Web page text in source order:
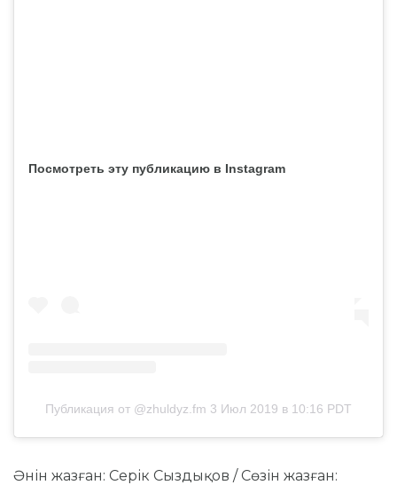
Посмотреть эту публикацию в Instagram
Публикация от @zhuldyz.fm 3 Июл 2019 в 10:16 PDT
Әнін жазған: Серік Сыздықов / Сөзін жазған: